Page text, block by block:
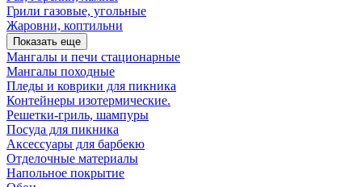
Грили газовые, угольные
Жаровни, коптильни
Показать еще
Мангалы и печи стационарные
Мангалы походные
Пледы и коврики для пикника
Контейнеры изотермические.
Решетки-гриль, шампуры
Посуда для пикника
Аксессуары для барбекю
Отделочные материалы
Напольное покрытие